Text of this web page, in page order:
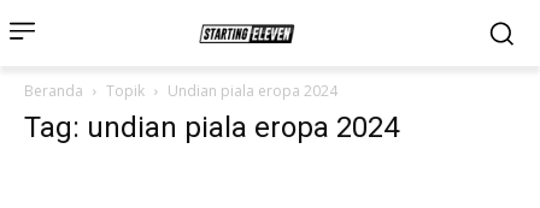
Beranda Topik Undian piala eropa 2024
Tag: undian piala eropa 2024